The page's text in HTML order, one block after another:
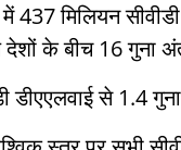
मिलियन
देशों के बीच 16 गुना
से 1.4 गुना